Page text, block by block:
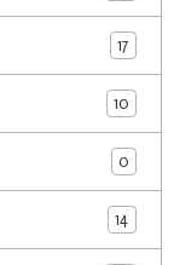
17
10
0
14